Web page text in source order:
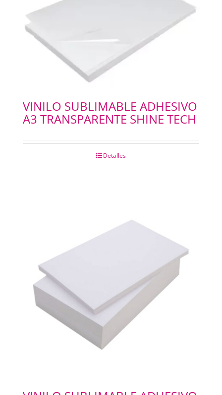
VINILO SUBLIMABLE ADHESIVO
A3 TRANSPARENTE SHINE TECH
Detalles